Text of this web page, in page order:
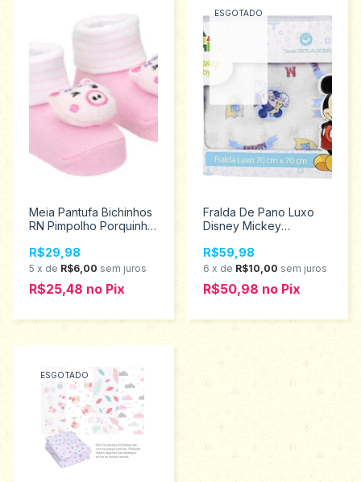
Meia Pantufa Bichinhos
RN Pimpolho Porquinha
R$29,98
5 x de R$6,00 sem juros
R$25,48 no Pix
ESGOTADO
Fralda De Pano Luxo
Disney Mickey
R$59,98
6 x de R$10,00 sem juros
R$50,98 no Pix
ESGOTADO